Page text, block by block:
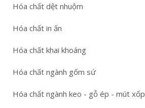
Hóa chất dệt nhuộm
Hóa chất in ấn
Hóa chất khai khoáng
Hóa chất ngành gốm sứ
Hóa chất ngành keo - gỗ ép - mút xốp